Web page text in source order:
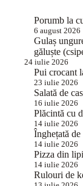
Porumb la
6 august 2026
Gulaș
găluște
24 iulie 2026
Pui crocant
23 iulie 2026
Salată de
16 iulie 2026
Plăcintă cu
14 iulie 2026
Înghețată
14 iulie 2026
Pizza din
14 iulie 2026
Rulouri de